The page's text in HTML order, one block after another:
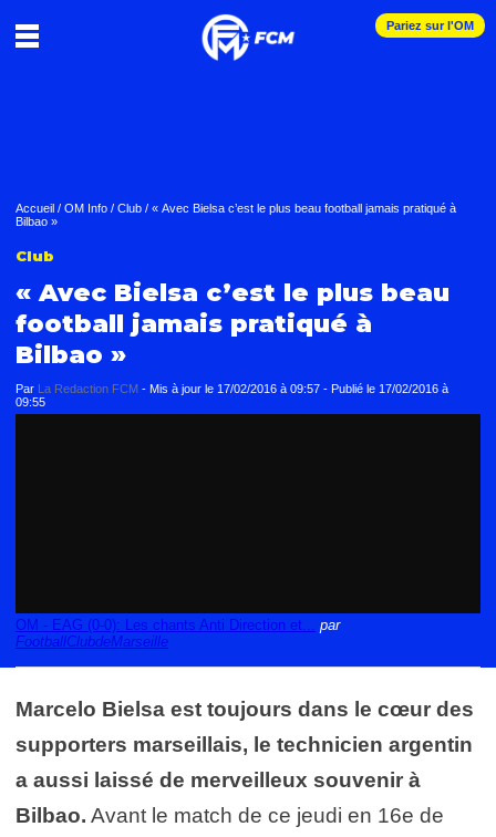
Pariez sur l'OM
Accueil / OM Info / Club / « Avec Bielsa c’est le plus beau football jamais pratiqué à
Bilbao »
Club
« Avec Bielsa c’est le plus beau
football jamais pratiqué à
Bilbao »
Par La Redaction FCM - Mis à jour le 17/02/2016 à 09:57 - Publié le 17/02/2016 à
09:55
OM - EAG (0-0): Les chants Anti Direction et... par
FootballClubdeMarseille
Marcelo Bielsa est toujours dans le cœur des
supporters marseillais, le technicien argentin
a aussi laissé de merveilleux souvenir à
Bilbao. Avant le match de ce jeudi en 16e de